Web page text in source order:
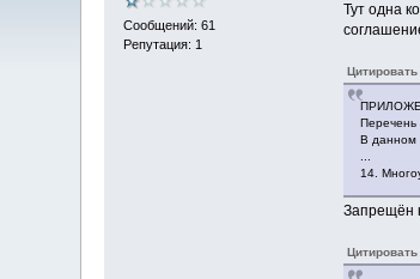
Сообщений: 61
Репутация: 1
Тут одна
Цитировать
Перечень
В данном
...
14.
Запрещён
Цитировать